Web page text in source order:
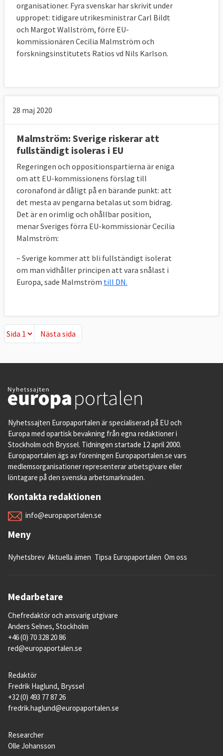
organisationer. Fyra svenskar har skrivit under
uppropet: tidigare utrikesministrar Carl Bildt
och Margot Wallström, förre EU-
kommissionären Cecilia Malmström och
forskningsinstitutets Ratios vd Nils Karlson.
28 maj 2020
Malmström: Sverige riskerar att
fullständigt isoleras i EU
Regeringen och oppositionspartierna är eniga
om att EU-kommissionens förslag till
coronafond är dåligt på en bärande punkt: att
det mesta av pengarna betalas ut som bidrag.
Det är en orimlig och ohållbar position,
menar Sveriges förra EU-kommissionär Cecilia
Malmström:
– Sverige kommer att bli fullständigt isolerat
om man vidhåller principen att vara snålast i
Europa, sade Malmström till DN.
Nästa sida
Nästa sida
Nyhetssajten Europaportalen är specialiserad på EU och
Europa med opartisk bevakning från egna redaktioner i
Stockholm och Bryssel. Tidningen startade 12 april 2000.
Europaportalen ägs av föreningen Europaportalen.se vars
medlemsorganisationer representerar arbetsgivare eller
löntagare på den svenska arbetsmarknaden.
Kontakta redaktionen
info@europaportalen.se
Meny
Nyhetsbrev Aktuella ämen Tipsa Europaportalen Om oss
Medarbetare
Chefredaktör och ansvarig utgivare
Anders Selnes, Stockholm
+46 (0) 70 328 20 86
red@europaportalen.se
Redaktör
Fredrik Haglund, Bryssel
+32 (0) 493 77 87 26
fredrik.haglund@europaportalen.se
Researcher
Olle Johansson